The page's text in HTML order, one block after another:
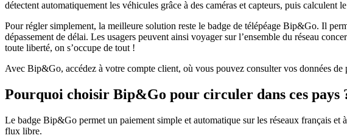
détectent automatiquement les véhicules grâce à des caméras et capteurs, puis calculent
Pour régler simplement, la meilleure solution reste le badge de télépéage Bip&Go. Il
dépassement de délai. Les usagers peuvent ainsi voyager sur l’ensemble du réseau
toute liberté, on s’occupe de tout !
Avec Bip&Go, accédez à votre compte client, où vous pouvez consulter vos données
Pourquoi choisir Bip&Go pour circuler dans ces pays
Le badge Bip&Go permet un paiement simple et automatique sur les réseaux français
flux libre.